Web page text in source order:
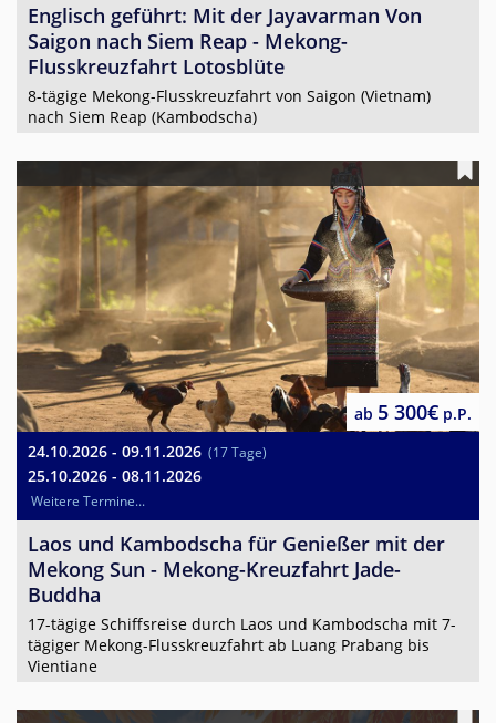
Englisch geführt: Mit der Jayavarman Von
Saigon nach Siem Reap - Mekong-
Flusskreuzfahrt Lotosblüte
8-tägige Mekong-Flusskreuzfahrt von Saigon (Vietnam)
nach Siem Reap (Kambodscha)
24.10.2026 - 09.11.2026 (17 Tage)
25.10.2026 - 08.11.2026
Weitere Termine...
ab 5 300€ p.P.
Laos und Kambodscha für Genießer mit der
Mekong Sun - Mekong-Kreuzfahrt Jade-
Buddha
17-tägige Schiffsreise durch Laos und Kambodscha mit 7-
tägiger Mekong-Flusskreuzfahrt ab Luang Prabang bis
Vientiane